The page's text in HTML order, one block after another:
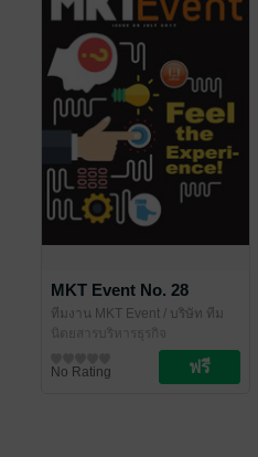
MKT Event No. 28
ทีมงาน MKT Event / บริษัท ทีม
ไทเกอร์ส จำกัด
นิตยสารบริหารธุรกิจ
No Rating